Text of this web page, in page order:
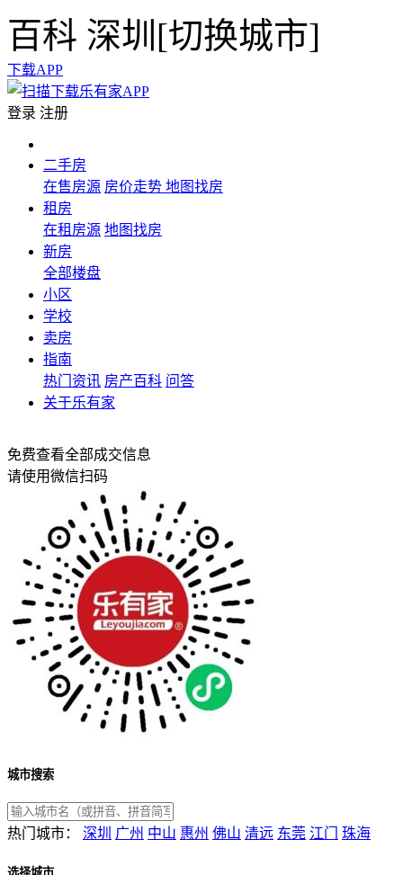
百科 深圳[切换城市]
下载APP
登录 注册
二手房
在售房源 房价走势 地图找房
租房
在租房源 地图找房
新房
全部楼盘
小区
学校
卖房
指南
热门资讯 房产百科 问答
关于乐有家
免费查看全部成交信息
请使用微信扫码
城市搜索
热门城市： 深圳 广州 中山 惠州 佛山 清远 东莞 江门 珠海